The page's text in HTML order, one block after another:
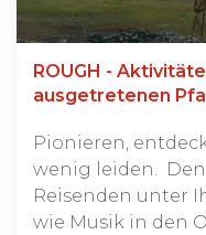
ROUGH -
ausgetretenen
Pionieren,
wenig leiden. Den
Reisenden unter
wie Musik in den